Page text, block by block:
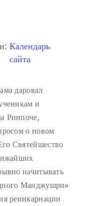
Календарь
сайта
даровал
и
Ринпоче,
о новом
Святейшество
начитывать
Манджушри»
реинкарнации